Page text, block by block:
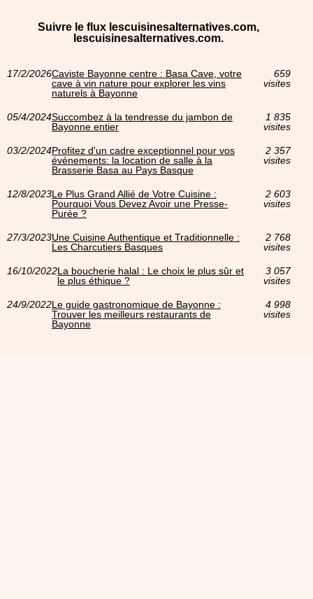
Suivre le flux lescuisinesalternatives.com,
lescuisinesalternatives.com.
17/2/2026Caviste Bayonne centre : Basa Cave, votre
cave à vin nature pour explorer les vins
naturels à Bayonne
659
visites
05/4/2024Succombez à la tendresse du jambon de
Bayonne entier
1 835
visites
03/2/2024Profitez d'un cadre exceptionnel pour vos
événements: la location de salle à la
Brasserie Basa au Pays Basque
2 357
visites
12/8/2023Le Plus Grand Allié de Votre Cuisine :
Pourquoi Vous Devez Avoir une Presse-
Purée ?
2 603
visites
27/3/2023Une Cuisine Authentique et Traditionnelle :
Les Charcutiers Basques
2 768
visites
16/10/2022La boucherie halal : Le choix le plus sûr et
le plus éthique ?
3 057
visites
24/9/2022Le guide gastronomique de Bayonne :
Trouver les meilleurs restaurants de
Bayonne
4 998
visites